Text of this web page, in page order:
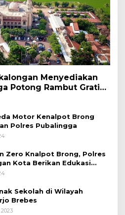
Menyediakan
Potong Rambut Gratis
2025
Motor Kenalpot Brong
Polres Pubalingga
Zero Knalpot Brong, Polres
Kota Berikan Edukasi
Sekolah di Wilayah
Brebes